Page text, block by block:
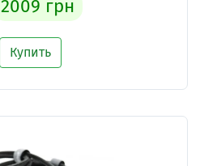
2009 грн
Купить